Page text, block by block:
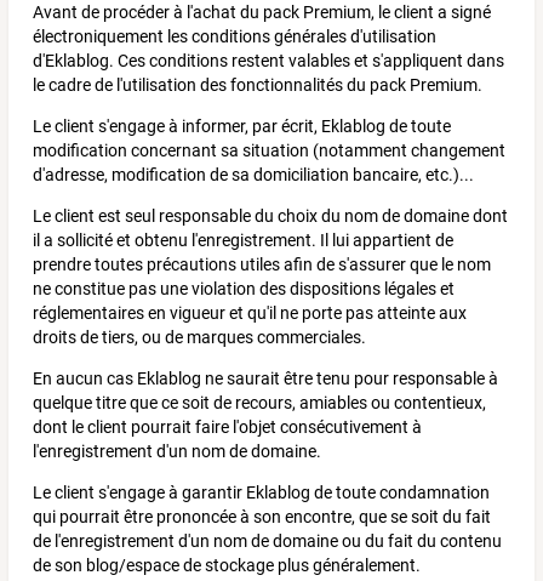
Avant de procéder à l'achat du pack Premium, le client a signé
électroniquement les conditions générales d'utilisation
d'Eklablog. Ces conditions restent valables et s'appliquent dans
le cadre de l'utilisation des fonctionnalités du pack Premium.
Le client s'engage à informer, par écrit, Eklablog de toute
modification concernant sa situation (notamment changement
d'adresse, modification de sa domiciliation bancaire, etc.)...
Le client est seul responsable du choix du nom de domaine dont
il a sollicité et obtenu l'enregistrement. Il lui appartient de
prendre toutes précautions utiles afin de s'assurer que le nom
ne constitue pas une violation des dispositions légales et
réglementaires en vigueur et qu'il ne porte pas atteinte aux
droits de tiers, ou de marques commerciales.
En aucun cas Eklablog ne saurait être tenu pour responsable à
quelque titre que ce soit de recours, amiables ou contentieux,
dont le client pourrait faire l'objet consécutivement à
l'enregistrement d'un nom de domaine.
Le client s'engage à garantir Eklablog de toute condamnation
qui pourrait être prononcée à son encontre, que se soit du fait
de l'enregistrement d'un nom de domaine ou du fait du contenu
de son blog/espace de stockage plus généralement.